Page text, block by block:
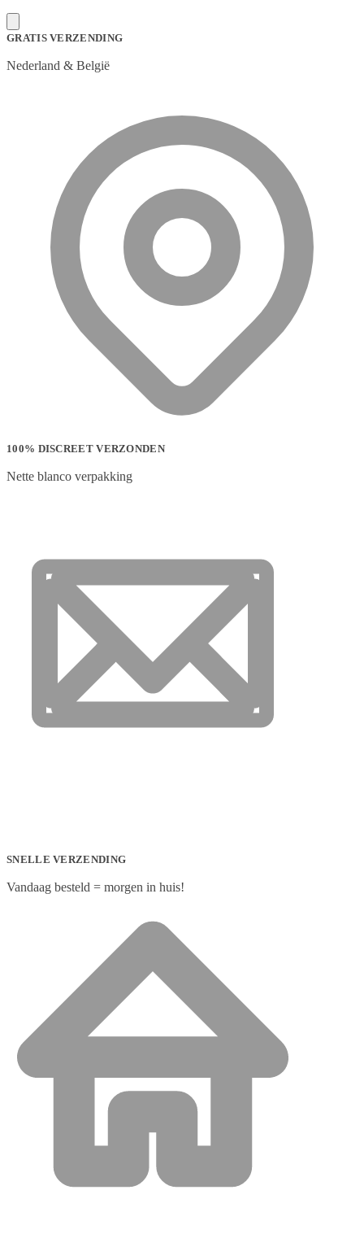
GRATIS VERZENDING
Nederland & België
100% DISCREET VERZONDEN
Nette blanco verpakking
SNELLE VERZENDING
Vandaag besteld = morgen in huis!